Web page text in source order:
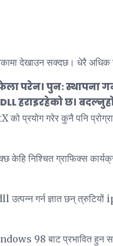
देखाउन सक्दछ। धेरै
परेन। पुन: स्थापना
हराइरहेको छ।
गरेर कुनै पनि
निश्चित ग्राफिक्स
उत्पन्न गर्न ज्ञात छन्
98 बाट प्रभावित